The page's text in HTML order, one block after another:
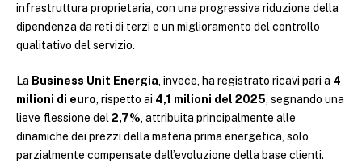
infrastruttura proprietaria, con una progressiva riduzione della
dipendenza da reti di terzi e un miglioramento del controllo
qualitativo del servizio.
La Business Unit Energia, invece, ha registrato ricavi pari a 4
milioni di euro, rispetto ai 4,1 milioni del 2025, segnando una
lieve flessione del2,7%, attribuita principalmente alle
dinamiche dei prezzi della materia prima energetica, solo
parzialmente compensate dall’evoluzione della base clienti.